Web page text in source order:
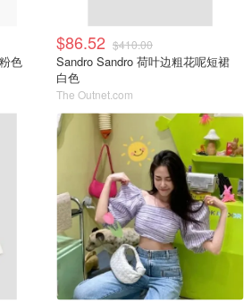
色
$86.52 $410.00
Sandro Sandro 荷叶边粗花呢短裙
白色
The Outnet.com